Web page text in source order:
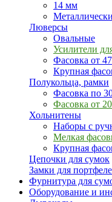
14 мм
Люверсы
Овальные
Усилители
Фасовка от
Крупная
Полукольца, рамки
Фасовка по
Фасовка от
Хольнитены
Наборы с
Мелкая
Крупная
Цепочки для сумок
Замки для
Фурнитура для
Оборудование и